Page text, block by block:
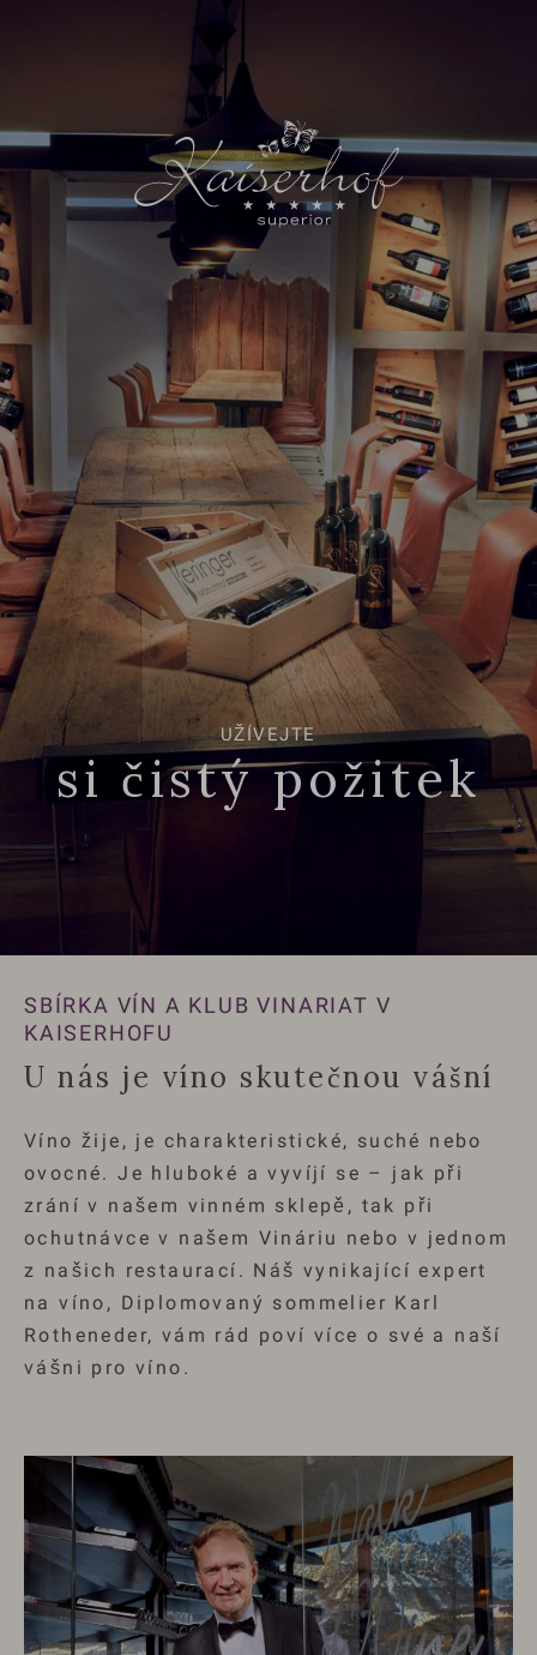
UŽÍVEJTE
si čistý požitek
SBÍRKA VÍN A KLUB VINARIAT V
KAISERHOFU
U nás je víno skutečnou vášní
Víno žije, je charakteristické, suché nebo
ovocné. Je hluboké a vyvíjí se – jak při
zrání v našem vinném sklepě, tak při
ochutnávce v našem Vináriu nebo v jednom
z našich restaurací. Náš vynikající expert
na víno, Diplomovaný sommelier Karl
Rotheneder, vám rád poví více o své a naší
vášni pro víno.